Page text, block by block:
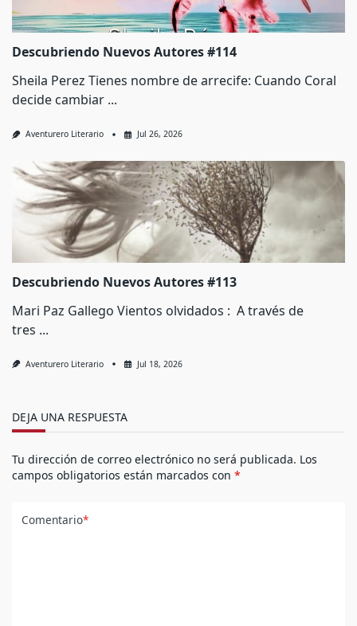
Descubriendo Nuevos Autores #114
Sheila Perez Tienes nombre de arrecife: Cuando Coral
decide cambiar ...
Aventurero Literario Jul 26, 2026
Descubriendo Nuevos Autores #113
Mari Paz Gallego Vientos olvidados : A través de
tres ...
Aventurero Literario Jul 18, 2026
DEJA UNA RESPUESTA
Tu dirección de correo electrónico no será publicada. Los
campos obligatorios están marcados con *
Comentario*